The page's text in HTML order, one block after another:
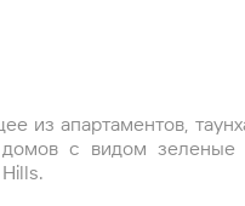
из апартаментов,
с видом зеленые